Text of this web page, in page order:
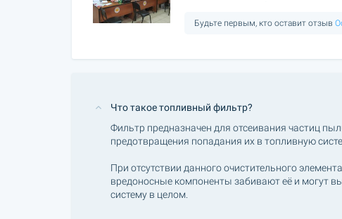
Будьте первым, кто оставит отзыв
Что такое топливный фильтр?
Фильтр предназначен для отсеивания частиц
предотвращения попадания их в топливную
При отсутствии данного очистительного
вредоносные компоненты забивают её и могут
систему в целом.